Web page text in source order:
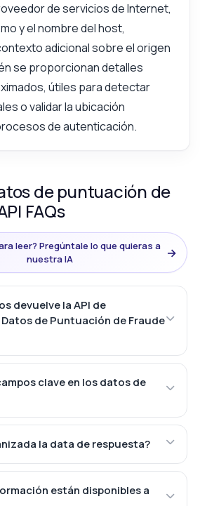
de servicios de Internet,
y el nombre del host,
adicional sobre el origen
se proporcionan detalles
útiles para detectar
o validar la ubicación
de autenticación.
de puntuación de
FAQs
leer? Pregúntale lo que quieras a
nuestra IA
→
devuelve la API de
de Puntuación de Fraude
clave en los datos de
la data de respuesta?
están disponibles a